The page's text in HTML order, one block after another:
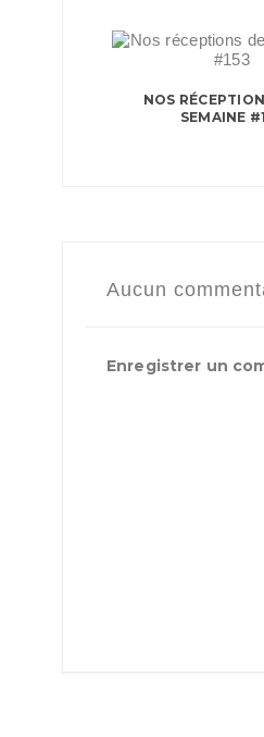
NOS
SEMAINE
Aucun
Enregistrer un